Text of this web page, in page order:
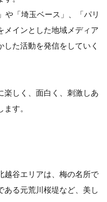
「埼玉ベース」、「パリ
メインとした地域メディア
た活動を発信をしていく
しく、面白く、刺激しあ
す。
谷エリアは、梅の名所で
ある元荒川桜堤など、美し